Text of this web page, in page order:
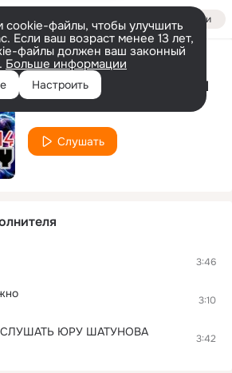
Войти
cookie-файлы, чтобы улучшить
Если ваш возраст менее 13 лет,
файлы должен ваш законный
Больше информации
Настроить
Спасибо за крылья
Слушать
3:46
3:10
ЮРУ ШАТУНОВА 3:42